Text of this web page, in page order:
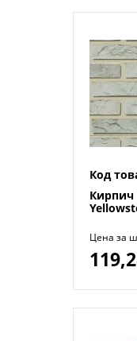
Код
Кирпич
Цена за